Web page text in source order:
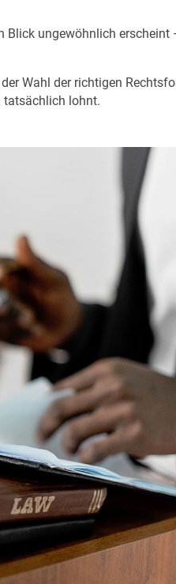
Blick ungewöhnlich
Wahl der richtigen
tatsächlich lohnt.